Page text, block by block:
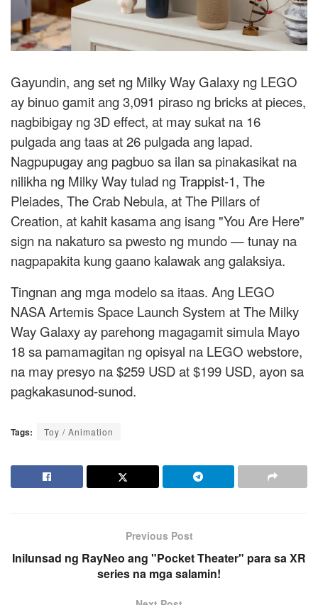
Gayundin, ang set ng Milky Way Galaxy ng LEGO
ay binuo gamit ang 3,091 piraso ng bricks at pieces,
nagbibigay ng 3D effect, at may sukat na 16
pulgada ang taas at 26 pulgada ang lapad.
Nagpupugay ang pagbuo sa ilan sa pinakasikat na
nilikha ng Milky Way tulad ng Trappist-1, The
Pleiades, The Crab Nebula, at The Pillars of
Creation, at kahit kasama ang isang "You Are Here"
sign na nakaturo sa pwesto ng mundo — tunay na
nagpapakita kung gaano kalawak ang galaksiya.
Tingnan ang mga modelo sa itaas. Ang LEGO
NASA Artemis Space Launch System at The Milky
Way Galaxy ay parehong magagamit simula Mayo
18 sa pamamagitan ng opisyal na LEGO webstore,
na may presyo na $259 USD at $199 USD, ayon sa
pagkakasunod-sunod.
Tags: Toy / Animation
Previous Post
Inilunsad ng RayNeo ang "Pocket Theater" para sa XR
series na mga salamin!